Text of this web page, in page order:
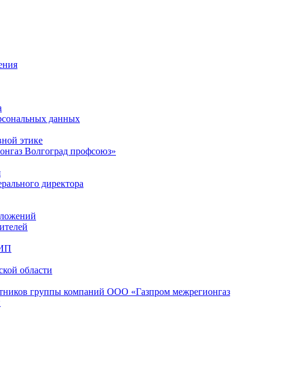
данных
этике
Волгоград профсоюз»
директора
области
группы компаний ООО «Газпром межрегионгаз